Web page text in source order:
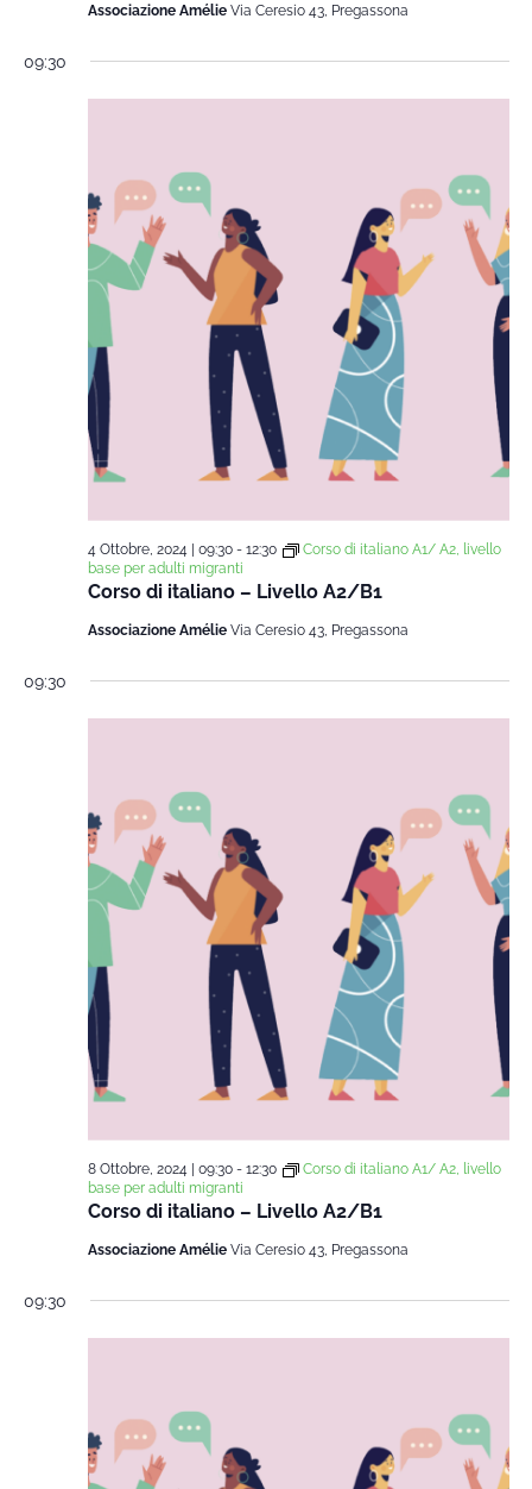
Associazione Amélie Via Ceresio 43, Pregassona
09:30
Corso di italiano – Livello A2/B1
4 Ottobre, 2024 | 09:30- 12:30
Corso di italiano A1/ A2, livello
base per adulti migranti
Associazione Amélie Via Ceresio 43, Pregassona
09:30
Corso di italiano – Livello A2/B1
8 Ottobre, 2024 | 09:30- 12:30
Corso di italiano A1/ A2, livello
base per adulti migranti
Associazione Amélie Via Ceresio 43, Pregassona
09:30